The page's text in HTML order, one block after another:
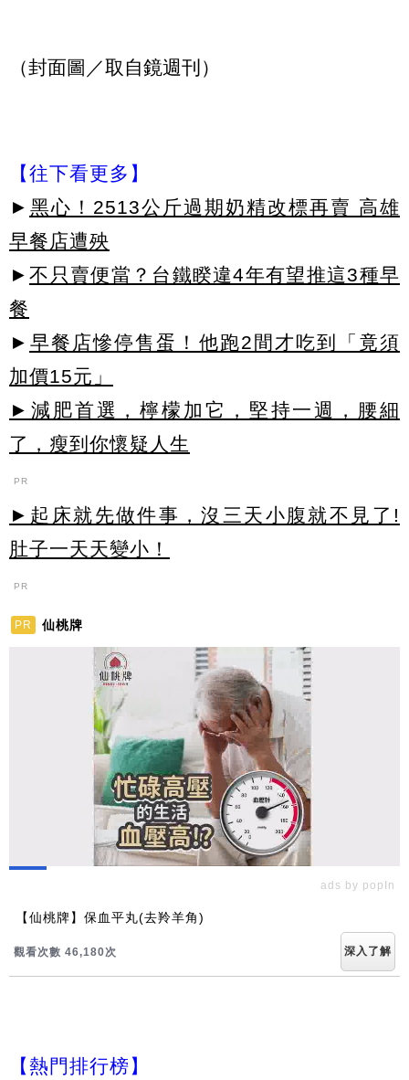
（封面圖／取自鏡週刊）
【往下看更多】
► 黑心！2513公斤過期奶精改標再賣 高雄
早餐店遭殃
► 不只賣便當？台鐵睽違4年有望推這3種早
餐
► 早餐店慘停售蛋！他跑2間才吃到「竟須
加價15元」
►減肥首選，檸檬加它，堅持一週，腰細
了，瘦到你懷疑人生
PR
►起床就先做件事，沒三天小腹就不見了!
肚子一天天變小！
PR
PR 仙桃牌
ads by popIn
【仙桃牌】保血平丸(去羚羊角)
觀看次數 46,190次 深入了解
【熱門排行榜】